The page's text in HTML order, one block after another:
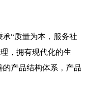
“质量为本，服务社
，拥有现代化的生
产品结构体系，产品